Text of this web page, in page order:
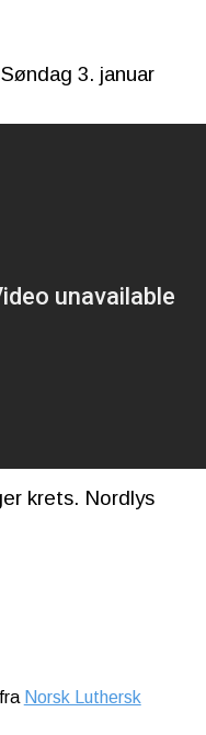
3. januar
krets. Nordlys
Norsk Luthersk